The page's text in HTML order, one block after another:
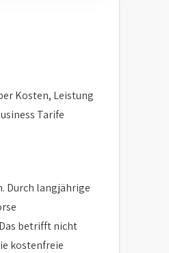
Kosten, Leistung
Tarife
Durch langjährige
betrifft nicht
kostenfreie